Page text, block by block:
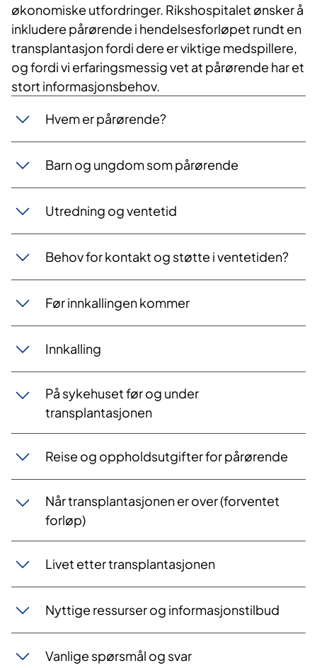
økonomiske utfordringer. Rikshospitalet ønsker å
inkludere pårørende i hendelsesforløpet rundt en
transplantasjon fordi dere er viktige medspillere,
og fordi vi erfaringsmessig vet at pårørende har et
stort informasjonsbehov.
Hvem er pårørende?
Barn og ungdom som pårørende
Utredning og ventetid
Behov for kontakt og støtte i ventetiden?
Før innkallingen kommer
Innkalling
På sykehuset før og under
transplantasjonen
Reise og oppholdsutgifter for pårørende
Når transplantasjonen er over (forventet
forløp)
Livet etter transplantasjonen
Nyttige ressurser og informasjonstilbud
Vanlige spørsmål og svar